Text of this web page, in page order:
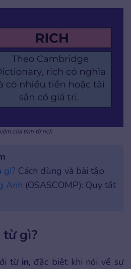
của tính từ rich
gì? Cách dùng và bài tập
Anh (OSASCOMP): Quy tắt
từ gì?
từ in, đặc biệt khi nói về sự